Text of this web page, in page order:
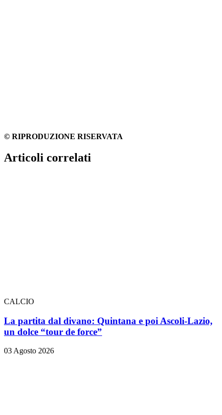
© RIPRODUZIONE RISERVATA
Articoli correlati
CALCIO
La partita dal divano: Quintana e poi Ascoli-Lazio,
un dolce “tour de force”
03 Agosto 2026